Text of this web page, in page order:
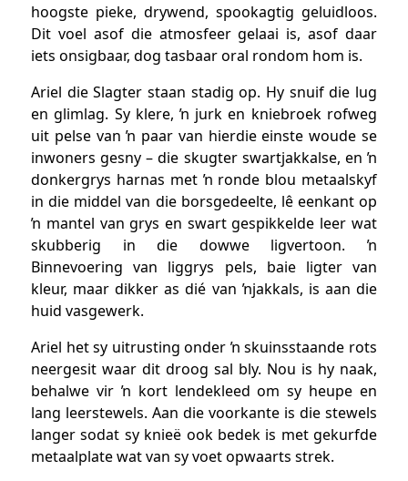
hoogste pieke, drywend, spookagtig geluidloos.
Dit voel asof die atmosfeer gelaai is, asof daar
iets onsigbaar, dog tasbaar oral rondom hom is.
Ariel die Slagter staan stadig op. Hy snuif die lug
en glimlag. Sy klere, ŉ jurk en kniebroek rofweg
uit pelse van ŉ paar van hierdie einste woude se
inwoners gesny – die skugter swartjakkalse, en ŉ
donkergrys harnas met ŉ ronde blou metaalskyf
in die middel van die borsgedeelte, lê eenkant op
ŉ mantel van grys en swart gespikkelde leer wat
skubberig in die dowwe ligvertoon. ŉ
Binnevoering van liggrys pels, baie ligter van
kleur, maar dikker as dié van ŉjakkals, is aan die
huid vasgewerk.
Ariel het sy uitrusting onder ŉ skuinsstaande rots
neergesit waar dit droog sal bly. Nou is hy naak,
behalwe vir ŉ kort lendekleed om sy heupe en
lang leerstewels. Aan die voorkante is die stewels
langer sodat sy knieë ook bedek is met gekurfde
metaalplate wat van sy voet opwaarts strek.